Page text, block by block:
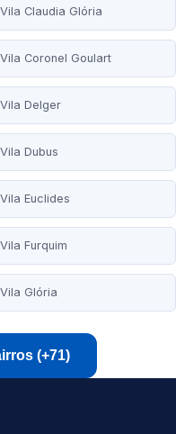
Vila Claudia Glória
Vila Coronel Goulart
Vila Delger
Vila Dubus
Vila Euclides
Vila Furquim
Vila Glória
(+71)